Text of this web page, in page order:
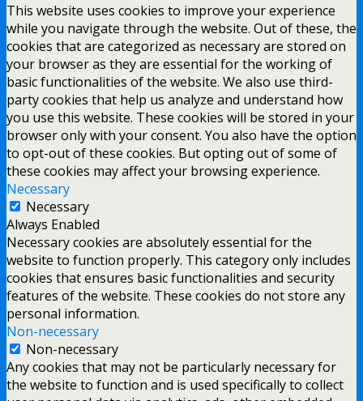
This website uses cookies to improve your experience
while you navigate through the website. Out of these, the
cookies that are categorized as necessary are stored on
your browser as they are essential for the working of
basic functionalities of the website. We also use third-
party cookies that help us analyze and understand how
you use this website. These cookies will be stored in your
browser only with your consent. You also have the option
to opt-out of these cookies. But opting out of some of
these cookies may affect your browsing experience.
Necessary
Necessary
Always Enabled
Necessary cookies are absolutely essential for the
website to function properly. This category only includes
cookies that ensures basic functionalities and security
features of the website. These cookies do not store any
personal information.
Non-necessary
Non-necessary
Any cookies that may not be particularly necessary for
the website to function and is used specifically to collect